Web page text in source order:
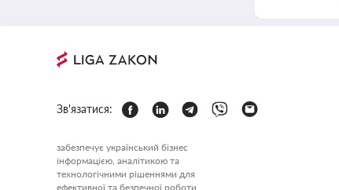
Зв'язатися:
забезпечує український бізнес
інформацією, аналітикою та
технологічними рішеннями для
ефективної та безпечної роботи.